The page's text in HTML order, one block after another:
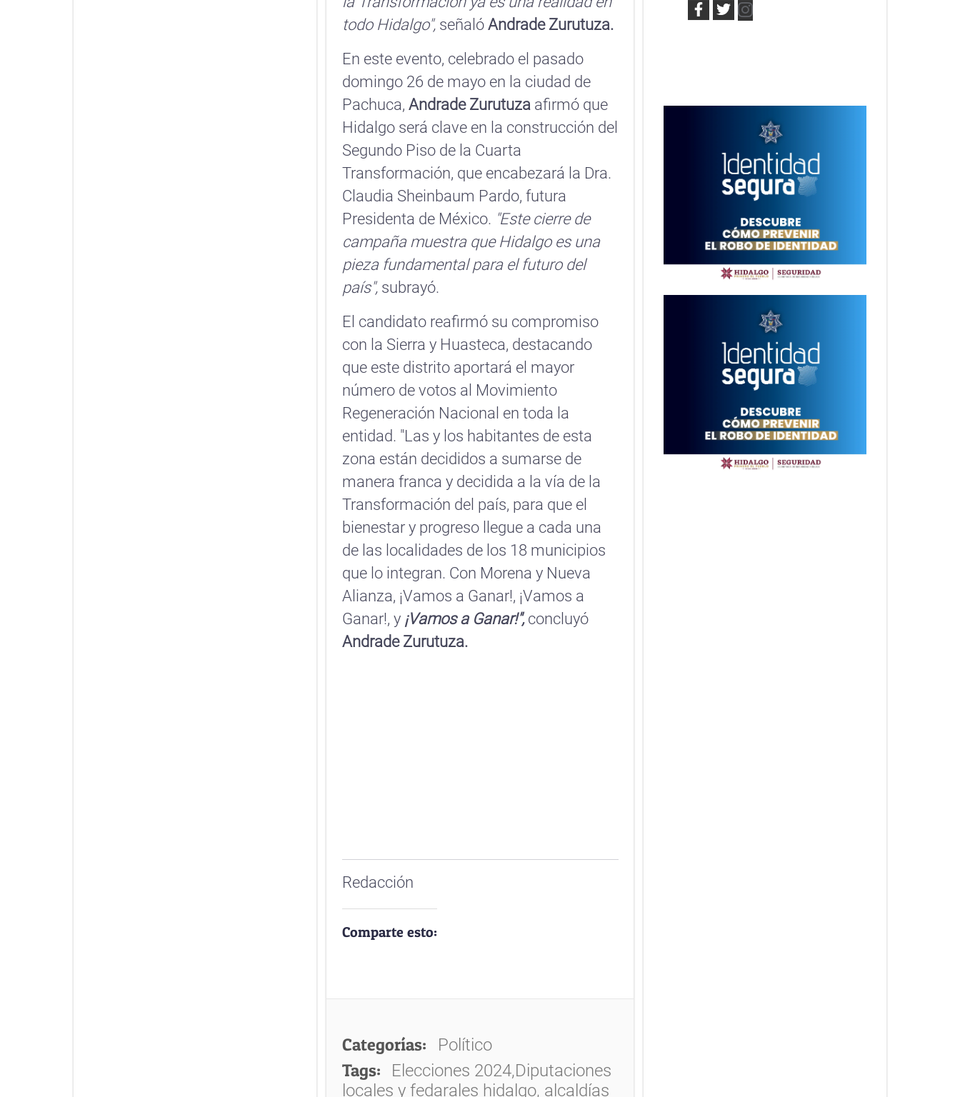
todo Hidalgo", señaló Andrade Zurutuza.
En este evento, celebrado el pasado
domingo 26 de mayo en la ciudad de
Pachuca, Andrade Zurutuza afirmó que
Hidalgo será clave en la construcción del
Segundo Piso de la Cuarta
Transformación, que encabezará la Dra.
Claudia Sheinbaum Pardo, futura
Presidenta de México. "Este cierre de
campaña muestra que Hidalgo es una
pieza fundamental para el futuro del
país", subrayó.
El candidato reafirmó su compromiso
con la Sierra y Huasteca, destacando
que este distrito aportará el mayor
número de votos al Movimiento
Regeneración Nacional en toda la
entidad. "Las y los habitantes de esta
zona están decididos a sumarse de
manera franca y decidida a la vía de la
Transformación del país, para que el
bienestar y progreso llegue a cada una
de las localidades de los 18 municipios
que lo integran. Con Morena y Nueva
Alianza, ¡Vamos a Ganar!, ¡Vamos a
Ganar!, y¡Vamos a Ganar!",concluyó
Andrade Zurutuza.
Redacción
Comparte esto:
Categorías: Político
Tags:
Elecciones 2024,Diputaciones
locales y fedarales hidalgo, alcaldías